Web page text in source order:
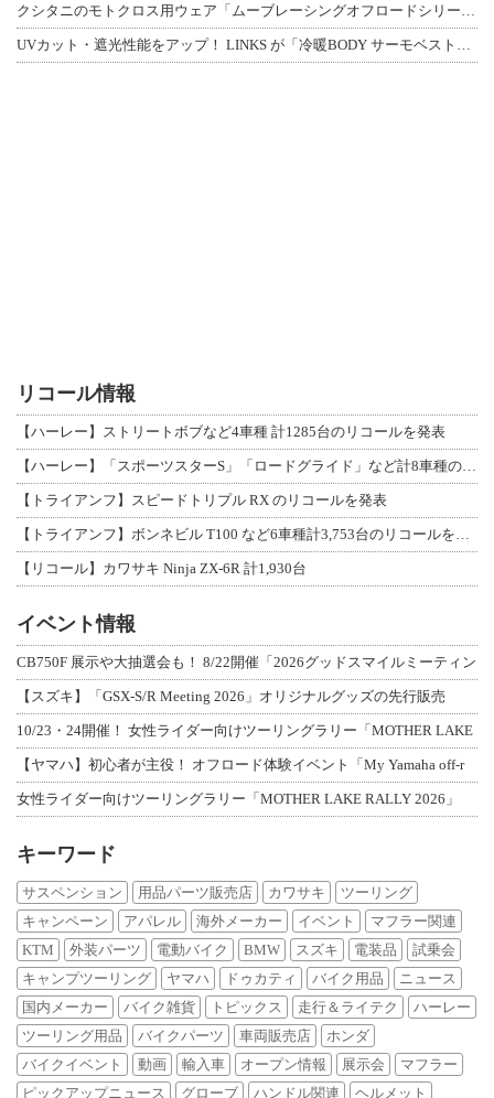
クシタニのモトクロス用ウェア「ムーブレーシングオフロードシリーズ」3アイテムが登
UVカット・遮光性能をアップ！ LINKS が「冷暖BODY サーモベスト」改良
リコール情報
【ハーレー】ストリートボブなど4車種 計1285台のリコールを発表
【ハーレー】「スポーツスターS」「ロードグライド」など計8車種のリコールを発表
【トライアンフ】スピードトリプル RX のリコールを発表
【トライアンフ】ボンネビル T100 など6車種計3,753台のリコールを発表
【リコール】カワサキ Ninja ZX-6R 計1,930台
イベント情報
CB750F 展示や大抽選会も！ 8/22開催「2026グッドスマイルミーティン
【スズキ】「GSX-S/R Meeting 2026」オリジナルグッズの先行販売
10/23・24開催！ 女性ライダー向けツーリングラリー「MOTHER LAKE
【ヤマハ】初心者が主役！ オフロード体験イベント「My Yamaha off-r
女性ライダー向けツーリングラリー「MOTHER LAKE RALLY 2026」
キーワード
サスペンション 用品パーツ販売店 カワサキ
ツーリング
キャンペーン
アパレル 海外メーカー イベント
マフラー関連
KTM
外装パーツ 電動バイク BMW スズキ 電装品
試乗会
キャンプツーリング
ヤマハ ドゥカティ バイク用品
ニュース
国内メーカー
バイク雑貨 トピックス 走行＆ライテク
ハーレー
ツーリング用品
バイクパーツ 車両販売店
ホンダ
バイクイベント
動画 輸入車 オープン情報 展示会
マフラー
ピックアップニュース
グローブ ハンドル関連 ヘルメット